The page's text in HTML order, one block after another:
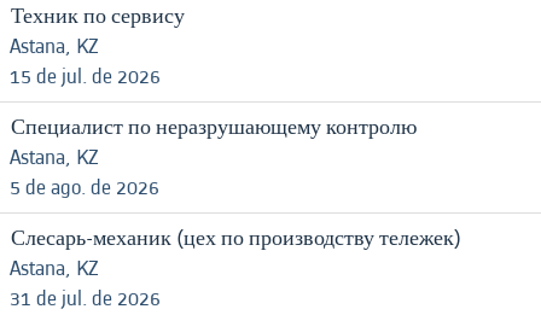
Техник по сервису
Astana, KZ
15 de jul. de 2026
Специалист по неразрушающему контролю
Astana, KZ
5 de ago. de 2026
Слесарь-механик (цех по производству тележек)
Astana, KZ
31 de jul. de 2026